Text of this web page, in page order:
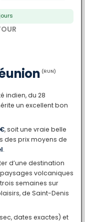
(RUN)
indien, du 28
un excellent bon
, soit une vraie belle
des prix moyens de
.
d’une destination
volcaniques
semaines sur
de Saint-Denis
dates exactes) et